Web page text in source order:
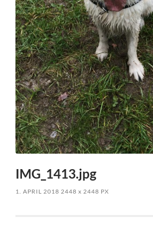
IMG_1413.jpg
1. APRIL 2018 2448x 2448 PX